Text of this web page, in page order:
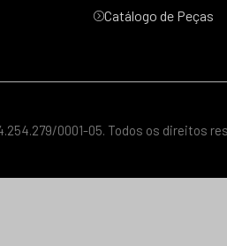
Catálogo de Peças
0001-05. Todos os direitos